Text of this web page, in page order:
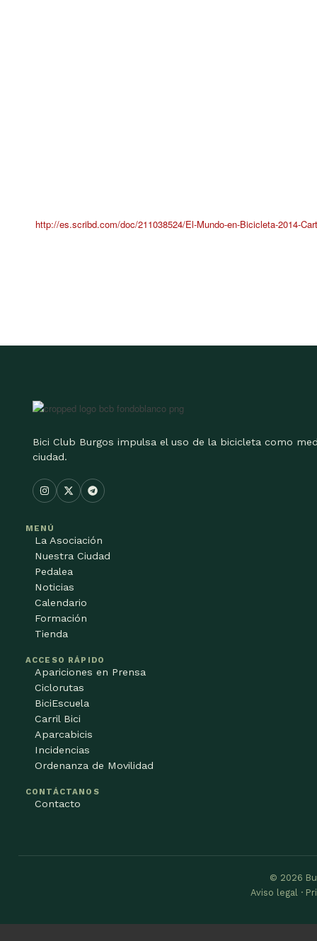
http://es.scribd.com/doc/211038524/El-Mundo-en-Bicicleta-2014-
Bici Club Burgos impulsa el uso de la bicicleta como
ciudad.
MENÚ
La Asociación
Nuestra Ciudad
Pedalea
Noticias
Calendario
Formación
Tienda
ACCESO RÁPIDO
Apariciones en Prensa
Ciclorutas
BiciEscuela
Carril Bici
Aparcabicis
Incidencias
Ordenanza de Movilidad
CONTÁCTANOS
Contacto
© 2026
Aviso legal ·